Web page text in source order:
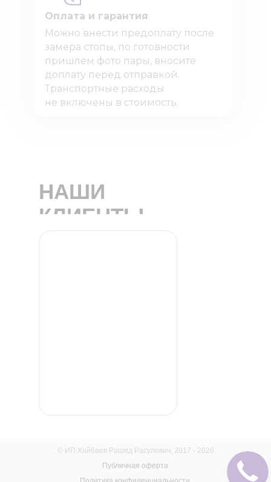
Оплата и гарантия
Можно внести предоплату после
замера стопы, по готовности
пришлем фото пары, вносите
доплату перед отправкой.
Транспортные расходы
не включены в стоимость.
НАШИ
КЛИЕНТЫ
Публичная оферта
© ИП Хайбаев Рашид Расулович, 2017 - 2026